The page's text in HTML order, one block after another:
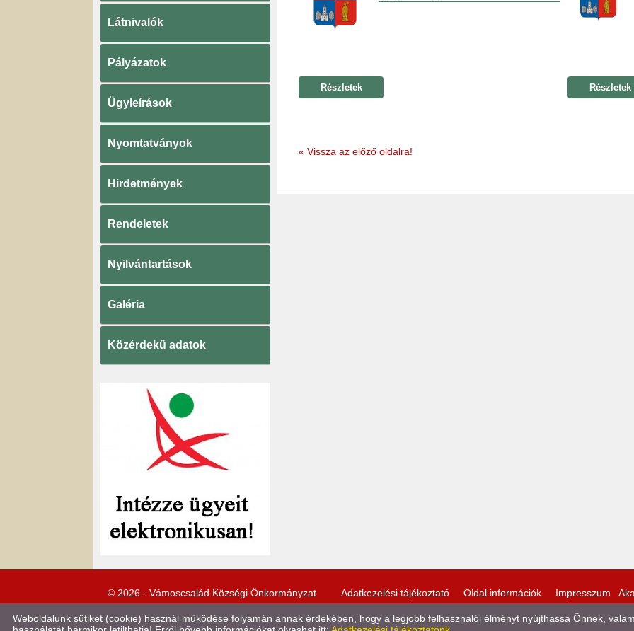
Látnivalók
Pályázatok
Ügyleírások
Nyomtatványok
Hirdetmények
Rendeletek
Nyilvántartások
Galéria
Közérdekű adatok
Részletek Részletek
« Vissza az előző oldalra!
© 2026 - Vámoscsalád Községi Önkormányzat Adatkezelési tájékoztató Oldal információk Impresszum
Weboldalunk sütiket (cookie) használ működése folyamán annak érdekében, hogy a legjobb felhasználói élményt nyújthassa Önnek,